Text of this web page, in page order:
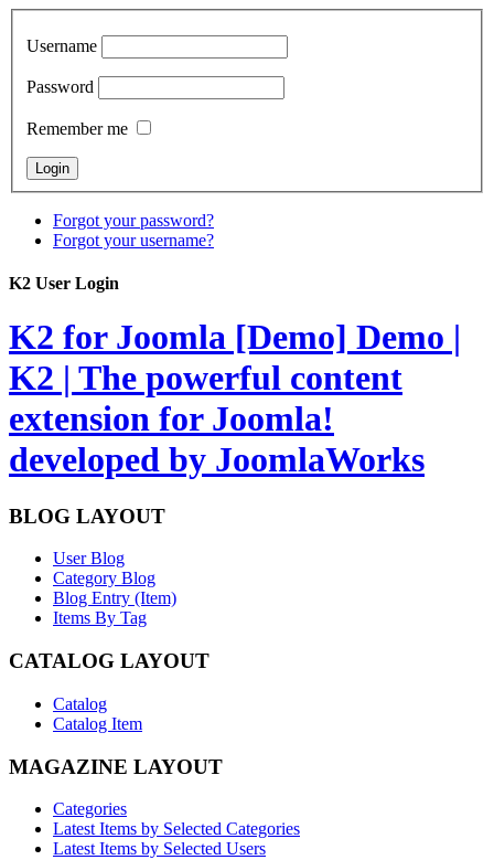
Username
Password
Remember me
Forgot your password?
Forgot your username?
K2 User Login
K2 for Joomla [Demo] Demo |
K2 | The powerful content
extension for Joomla!
developed by JoomlaWorks
BLOG LAYOUT
User Blog
Category Blog
Blog Entry (Item)
Items By Tag
CATALOG LAYOUT
Catalog
Catalog Item
MAGAZINE LAYOUT
Categories
Latest Items by Selected Categories
Latest Items by Selected Users